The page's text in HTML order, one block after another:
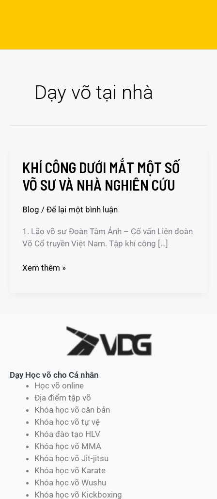
Dạy võ tại nhà
KHÍ CÔNG DƯỚI MẮT MỘT SỐ
VÕ SƯ VÀ NHÀ NGHIÊN CỨU
Blog / Để lại một bình luận
1. Lão võ sư Đoàn Tâm Ảnh – Cố vấn Liên đoàn
Võ Cổ truyền Việt Nam. Tập khí công […]
KHÍ
CÔNG
DƯỚI
MỘT
VÕ
SƯ
NHÀ
Xem thêm »
Dạy Học võ cho Cá nhân
Học võ online
Địa điểm tập võ
Khóa học võ căn bản
Khóa học võ tự vệ
Khóa đào tạo HLV
Khóa học võ MMA
Khóa học võ Jit-jitsu
Khóa học võ Karate
Khóa học võ Wushu
Khóa học võ Kickboxing